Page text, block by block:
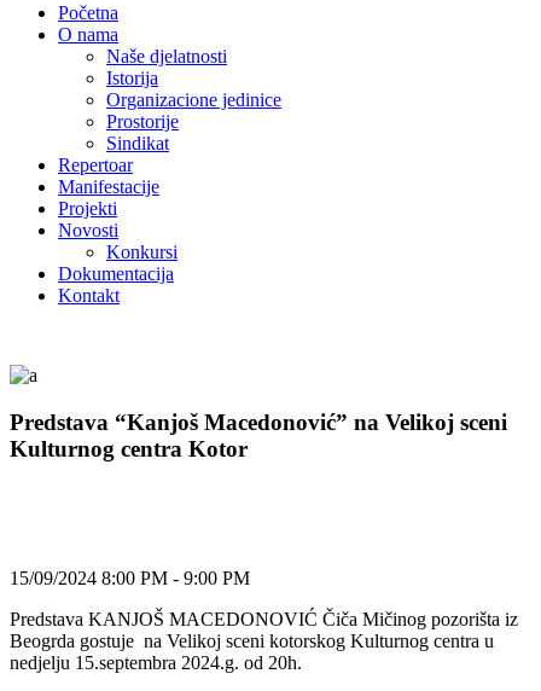
Početna
O nama
Naše djelatnosti
Istorija
Organizacione jedinice
Prostorije
Sindikat
Repertoar
Manifestacije
Projekti
Novosti
Konkursi
Dokumentacija
Kontakt
Predstava “Kanjoš Macedonović” na Velikoj sceni
Kulturnog centra Kotor
15/09/2024 8:00 PM - 9:00 PM
Predstava KANJOŠ MACEDONOVIĆ Čiča Mičinog pozorišta iz
Beogrda gostuje na Velikoj sceni kotorskog Kulturnog centra u
nedjelju 15.septembra 2024.g. od 20h.